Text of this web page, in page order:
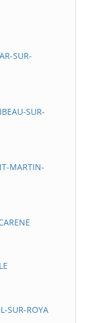
SUR-
SUR-
MARTIN-
SUR-ROYA